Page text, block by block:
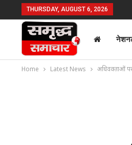
THURSDAY, AUGUST 6, 2026
Home Latest News अधिवक्ताओं